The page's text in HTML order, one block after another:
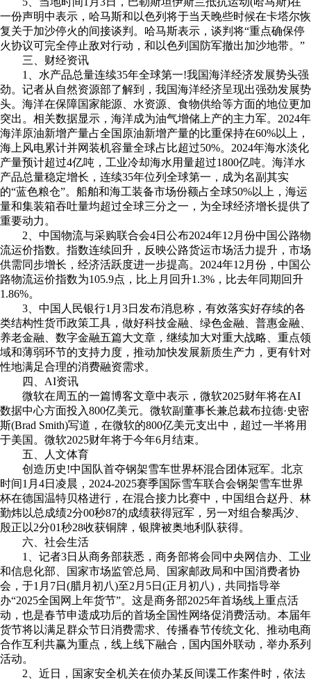
一份声明中表示，哈马斯和以色列将于当天晚些时候在卡塔尔恢
复关于加沙停火的间接谈判。哈马斯表示，谈判将“重点确保停
火协议可完全停止敌对行动，和以色列国防军撤出加沙地带。”
三、财经资讯
1、水产品总量连续35年全球第一!我国海洋经济发展势头强
劲。记者从自然资源部了解到，我国海洋经济呈现出强劲发展势
头。海洋在保障国家能源、水资源、食物供给等方面的地位更加
突出。相关数据显示，海洋成为油气增储上产的主力军。2024年
海洋原油新增产量占全国原油新增产量的比重保持在60%以上，
海上风电累计并网装机容量全球占比超过50%。2024年海水淡化
产量预计超过4亿吨，工业冷却海水用量超过1800亿吨。海洋水
产品总量稳定增长，连续35年位列全球第一，成为名副其实
的“蓝色粮仓”。船舶和海工装备市场份额占全球50%以上，海运
量和集装箱吞吐量均超过全球三分之一，为全球经济增长提供了
重要动力。
2、中国物流与采购联合会4日公布2024年12月份中国公路物
流运价指数。指数连续回升，反映公路货运市场活力提升，市场
供需同步增长，经济活跃度进一步提高。2024年12月份，中国公
路物流运价指数为105.9点，比上月回升1.3%，比去年同期回升
1.86%。
3、中国人民银行1月3日发布消息称，有效落实好存续的各
类结构性货币政策工具，做好科技金融、绿色金融、普惠金融、
养老金融、数字金融五篇大文章，继续加大对重大战略、重点领
域和薄弱环节的支持力度，推动加快发展新质生产力，更有针对
性地满足合理的消费融资需求。
四、AI资讯
微软在周五的一篇博客文章中表示，微软2025财年将在AI
数据中心方面投入800亿美元。微软副董事长兼总裁布拉德·史密
斯(Brad Smith)写道，在微软的800亿美元支出中，超过一半将用
于美国。微软2025财年将于今年6月结束。
五、人文体育
创造历史!中国队首夺钢架雪车世界杯混合团体冠军。北京
时间1月4日凌晨，2024-2025赛季国际雪车联合会钢架雪车世界
杯在德国温特贝格进行，在混合接力比赛中，中国组合赵丹、林
勤炜以总成绩2分00秒87的成绩获得冠军，另一对组合黎禹汐、
殷正以2分01秒28收获铜牌，银牌被奥地利队获得。
六、社会生活
1、记者3日从商务部获悉，商务部将会同中央网信办、工业
和信息化部、国家市场监管总局、国家邮政局和中国消费者协
会，于1月7日(腊月初八)至2月5日(正月初八)，共同指导举
办“2025全国网上年货节”。这是商务部2025年首场线上重点活
动，也是春节申遗成功后的首场全国性网络促消费活动。本届年
货节将以满足群众节日消费需求、传播春节传统文化、推动电商
合作互利共赢为重点，线上线下融合，国内国外联动，举办系列
活动。
2、近日，国家安全机关在侦办某反间谍工作案件时，依法